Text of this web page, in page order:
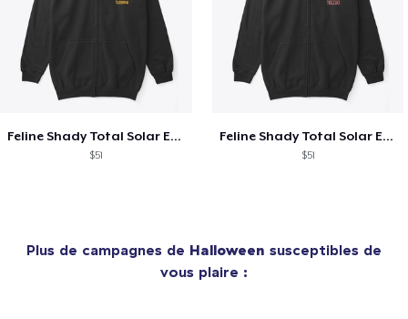
Feline Shady Total Solar Eclipse Tijuana
$51
Feline Shady Total Solar Eclipse Toledo
$51
Plus de campagnes de Halloween susceptibles de
vous plaire :